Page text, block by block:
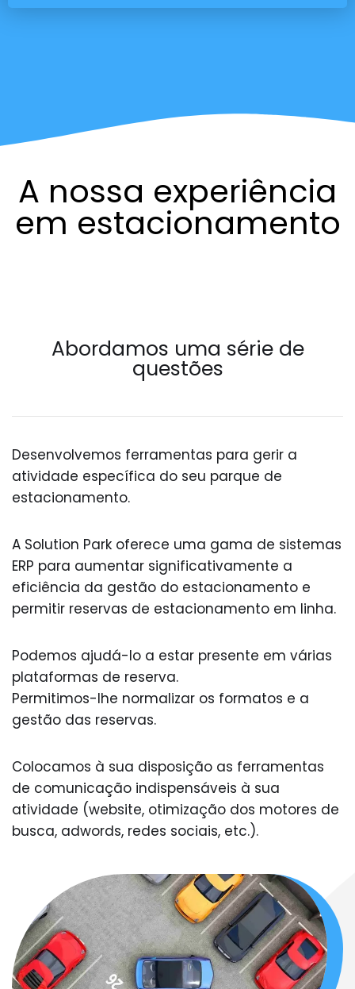
A nossa experiência
em estacionamento
Abordamos uma série de
questões
Desenvolvemos ferramentas para gerir a
atividade específica do seu parque de
estacionamento.
A Solution Park oferece uma gama de sistemas
ERP para aumentar significativamente a
eficiência da gestão do estacionamento e
permitir reservas de estacionamento em linha.
Podemos ajudá-lo a estar presente em várias
plataformas de reserva.
Permitimos-lhe normalizar os formatos e a
gestão das reservas.
Colocamos à sua disposição as ferramentas
de comunicação indispensáveis à sua
atividade (website, otimização dos motores de
busca, adwords, redes sociais, etc.).